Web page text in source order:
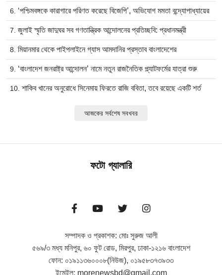
‘পশ্চিমবঙ্গকে কারাগারে পরিণত করেছে বিজেপি’, অভিযোগ মমতা বন্দ্যোপাধ্যায়ের
জুলাই স্মৃতি জাদুঘর সব গণতান্ত্রিক আন্দোলনের প্রতিচ্ছবি: প্রধানমন্ত্রী
মিয়ানমার থেকে পাইপলাইনে গ্যাস আমদানির প্রস্তাব বাংলাদেশের
‘বাংলাদেশ জনরাষ্ট্র আন্দোলন’ নামে নতুন রাজনৈতিক প্ল্যাটফর্মের যাত্রা শুরু
শাকিব খানের অনুরোধে সিনেমায় ফিরতে রাজি ববিতা, তবে রয়েছে একটি শর্ত
আজকের সর্বশেষ সবখবর
ফটো গ্যালারি
সম্পাদক ও প্রকাশক: মোঃ সুরুজ আলী
৫৬৯/৩ মধ্য মনিপুর, ৬০ ফুট রোড, মিরপুর, ঢাকা-১২১৬ বাংলাদেশ
ফোন: ০১৯১১৩৬০০০৮(নিউজ), ০১৯৫৮৩৭৩৯৩৩
ইমেইল: morenewsbd@gmail.com